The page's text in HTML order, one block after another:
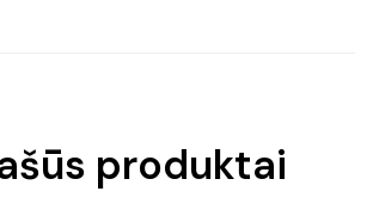
produktai